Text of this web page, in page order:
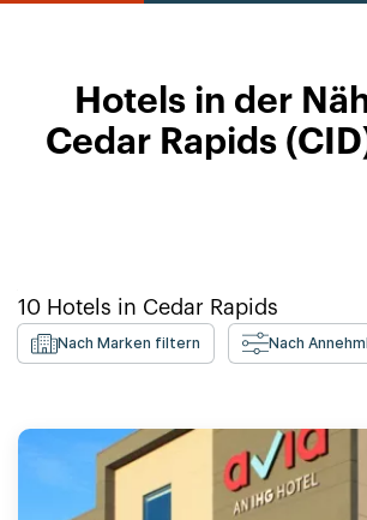
Hotels in der
Cedar Rapids
10 Hotels in Cedar Rapids
Nach Marken filtern Nach